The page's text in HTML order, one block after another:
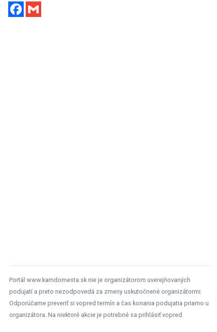
Facebook
Portál www.kamdomesta.sk nie je organizátorom uverejňovaných
podujatí a preto nezodpovedá za zmeny uskutočnené organizátormi.
Odporúčame preveriť si vopred termín a čas konania podujatia priamo u
organizátora. Na niektoré akcie je potrebné sa prihlásiť vopred.